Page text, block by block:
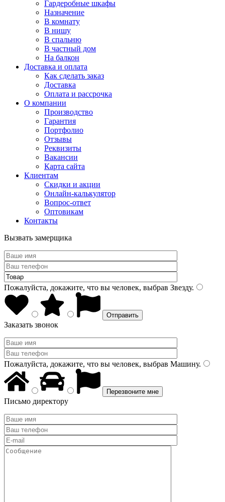
Гардеробные шкафы
Назначение
В комнату
В нишу
В спальню
В частный дом
На балкон
Доставка и оплата
Как сделать заказ
Доставка
Оплата и рассрочка
О компании
Производство
Гарантия
Портфолио
Отзывы
Реквизиты
Вакансии
Карта сайта
Клиентам
Скидки и акции
Онлайн-калькулятор
Вопрос-ответ
Оптовикам
Контакты
Вызвать замерщика
Пожалуйста, докажите, что вы человек, выбрав Звезду.
Заказать звонок
Пожалуйста, докажите, что вы человек, выбрав Машину.
Письмо директору